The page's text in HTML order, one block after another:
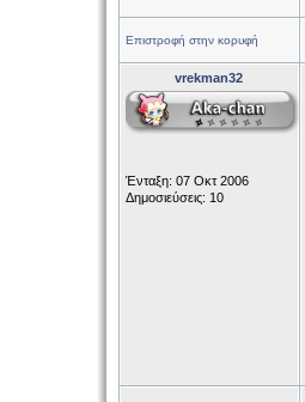
Επιστροφή στην κορυφή
vrekman32
Ένταξη: 07 Οκτ 2006
Δημοσιεύσεις: 10